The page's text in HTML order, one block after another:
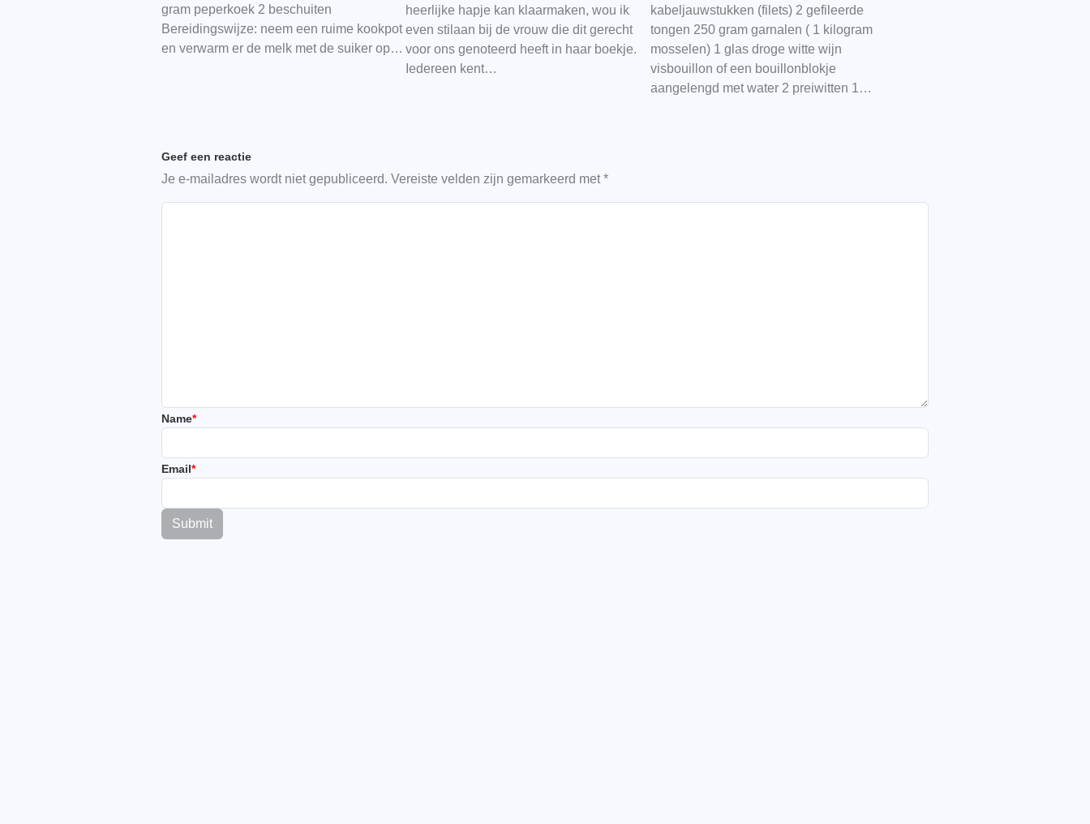
gram peperkoek 2 beschuiten
Bereidingswijze: neem een ruime kookpot
en verwarm er de melk met de suiker op…
heerlijke hapje kan klaarmaken, wou ik
even stilaan bij de vrouw die dit gerecht
voor ons genoteerd heeft in haar boekje.
Iedereen kent…
kabeljauwstukken (filets) 2 gefileerde
tongen 250 gram garnalen ( 1 kilogram
mosselen) 1 glas droge witte wijn
visbouillon of een bouillonblokje
aangelengd met water 2 preiwitten 1…
Geef een reactie
Je e-mailadres wordt niet gepubliceerd. Vereiste velden zijn gemarkeerd met*
Name*
Email*